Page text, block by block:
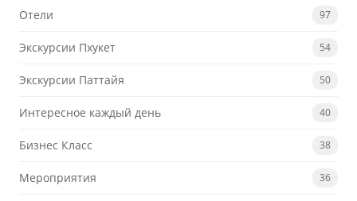
Отели 97
Экскурсии Пхукет 54
Экскурсии Паттайя 50
Интересное каждый день 40
Бизнес Класс 38
Мероприятия 36